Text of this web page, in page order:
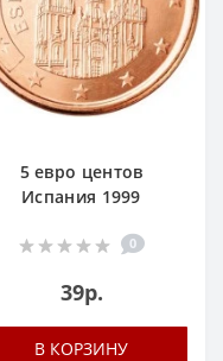
5 евро центов
Испания 1999
0
39р.
В КОРЗИНУ